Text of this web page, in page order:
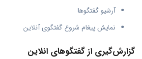
آرشیو گفتگوها
نمایش پیغام شروع گفتگوی آنلاین
گزارش‌گیری از گفتگوهای انلاین